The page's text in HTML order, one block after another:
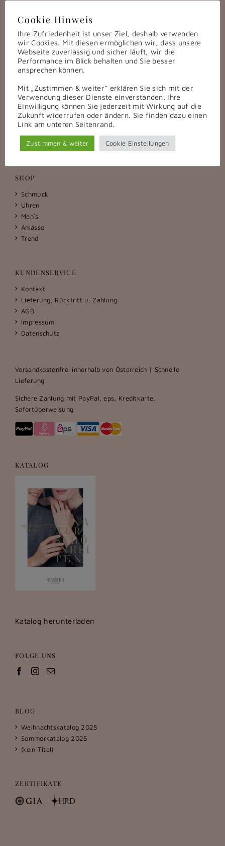
9:00 – 12:00 u. 15:00 – 17:00
9:00 – 12:00
Termine nach Absprache auch außerhalb der Geschäftszeiten
gerne möglich.
ÜBER UNS
Das Unternehmen
Der Rössler Ring
Uhren Service
SHOP
Schmuck
Uhren
Men´s
Anlässe
Trend
KUNDENSERVICE
Kontakt
Lieferung, Rücktritt u. Zahlung
AGB
Impressum
Datenschutz
Versandkostenfrei innerhalb von Österreich | Schnelle
Lieferung
Sichere Zahlung mit PayPal, eps, Kreditkarte,
Sofortüberweisung
KATALOG
Katalog herunterladen
FOLGE UNS
BLOG
Weihnachtskatalog 2025
Sommerkatalog 2025
(kein Titel)
ZERTIFIKATE
Cookie Hinweis
Ihre Zufriedenheit ist unser Ziel, deshalb verwenden
wir Cookies. Mit diesen ermöglichen wir, dass unsere
Webseite zuverlässig und sicher läuft, wir die
Performance im Blick behalten und Sie besser
ansprechen können.
Mit „Zustimmen & weiter“ erklären Sie sich mit der
Verwendung dieser Dienste einverstanden. Ihre
Einwilligung können Sie jederzeit mit Wirkung auf die
Zukunft widerrufen oder ändern. Sie finden dazu einen
Link am unteren Seitenrand.
Zustimmen & weiter Cookie Einstellungen